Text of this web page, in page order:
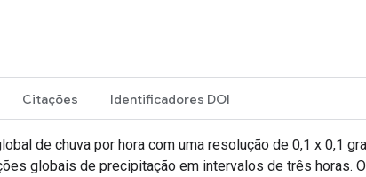
Citações Identificadores DOI
de chuva por hora com uma resolução de 0,1 x 0,1
globais de precipitação em intervalos de três horas.